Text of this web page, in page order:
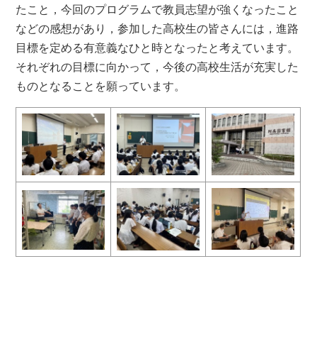
たこと，今回のプログラムで教員志望が強くなったこと
などの感想があり，参加した高校生の皆さんには，進路
目標を定める有意義なひと時となったと考えています。
それぞれの目標に向かって，今後の高校生活が充実した
ものとなることを願っています。